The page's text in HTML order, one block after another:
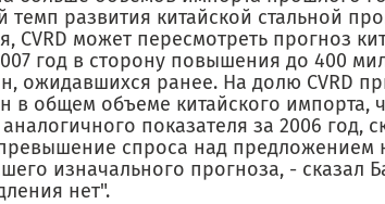
темп развития китайской стальной
CVRD может пересмотреть прогноз
год в сторону повышения до 400
ожидавшихся ранее. На долю CVRD
в общем объеме китайского импорта,
показателя за 2006 год,
спроса над предложением
изначального прогноза, - сказал
нет".